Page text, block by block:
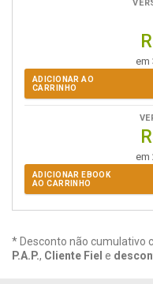
em
ADICIONAR AO
CARRINHO
em
ADICIONAR EBOOK
AO CARRINHO
* Desconto não cumulativo
P.A.P., Cliente Fiel e